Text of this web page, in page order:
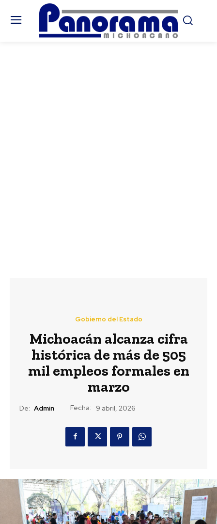
Gobierno del Estado
Michoacán alcanza cifra
histórica de más de 505
mil empleos formales en
marzo
De: Admin Fecha: 9 abril, 2026